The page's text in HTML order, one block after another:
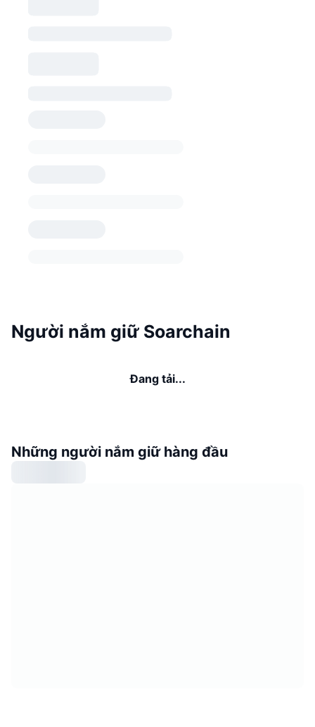
Người nắm giữ Soarchain
Đang tải...
Những người nắm giữ hàng đầu